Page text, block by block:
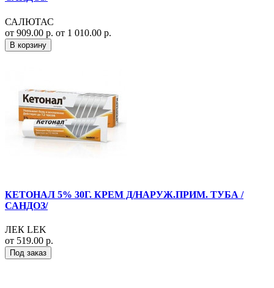
САЛЮТАС
от 909.00 р. от 1 010.00 р.
В корзину
КЕТОНАЛ 5% 30Г. КРЕМ Д/НАРУЖ.ПРИМ. ТУБА /
САНДОЗ/
ЛЕК LEK
от 519.00 р.
Под заказ